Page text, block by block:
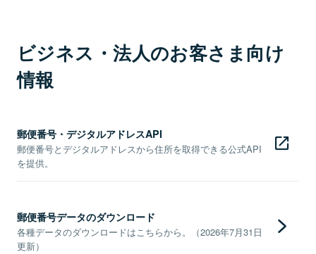
ビジネス・法人のお客さま向け
情報
郵便番号・デジタルアドレスAPI
郵便番号とデジタルアドレスから住所を取得できる公式API
を提供。
郵便番号データのダウンロード
各種データのダウンロードはこちらから。（2026年7月31日
更新）